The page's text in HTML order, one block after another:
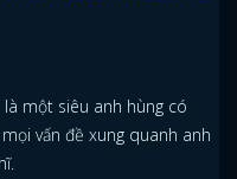
một siêu anh hùng có
vấn đề xung quanh anh